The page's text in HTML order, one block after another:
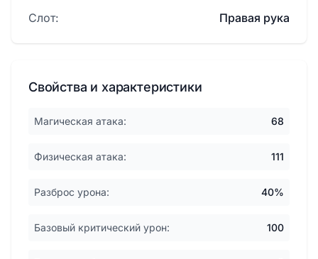
Слот:
Правая рука
Свойства и характеристики
Магическая атака: 68
Физическая атака: 111
Разброс урона: 40%
Базовый критический урон: 100